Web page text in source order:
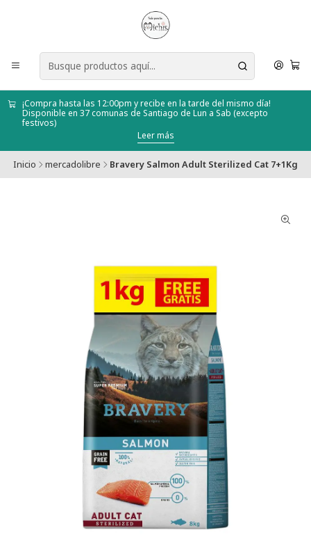
¡Compra hasta las 12:00pm y recibe en la tarde del mismo día!
Disponible en 37 comunas de Santiago de Lun a Sab (excepto
festivos)
Leer más
Inicio mercadolibre Bravery Salmon Adult Sterilized Cat 7+1Kg